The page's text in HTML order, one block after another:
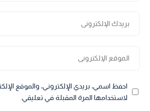
احفظ اسمي، بريدي الإلكتروني، والموقع
لاستخدامها المرة المقبلة في تعليقي.